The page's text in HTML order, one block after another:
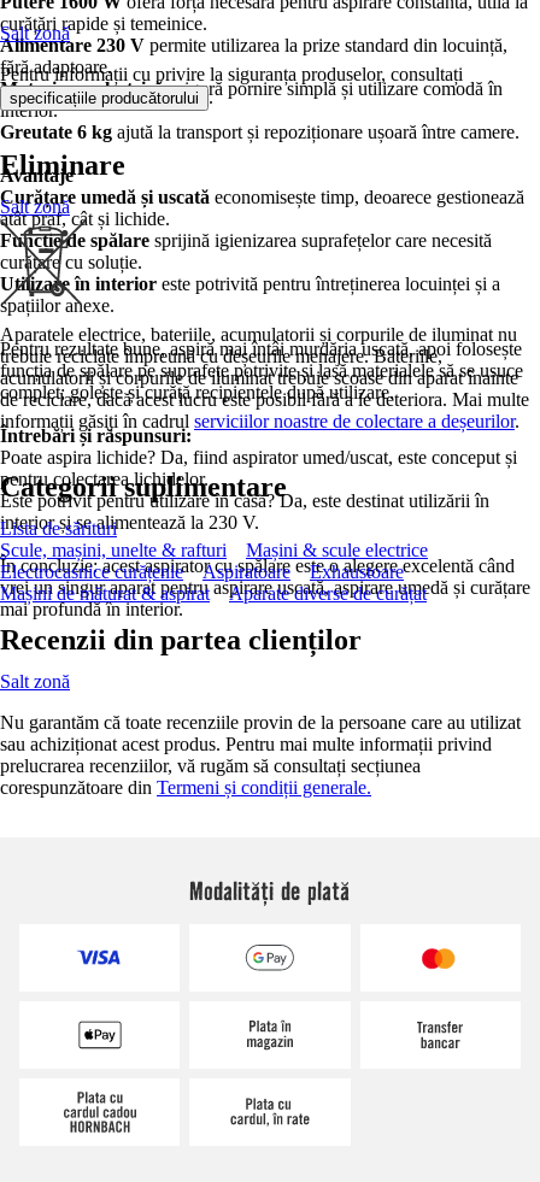
curățări rapide și temeinice.
Alimentare 230 V permite utilizarea la prize standard din locuință,
fără adaptoare.
Motorizare electricăasigură pornire simplă și utilizare comodă în
interior.
Greutate 6 kg ajută la transport și repoziționare ușoară între camere.
Avantaje
Curățare umedă și uscată economisește timp, deoarece gestionează
atât praf, cât și lichide.
Funcție de spălare sprijină igienizarea suprafețelor care necesită
curățare cu soluție.
Utilizare în interior este potrivită pentru întreținerea locuinței și a
spațiilor anexe.
Pentru rezultate bune, aspiră mai întâi murdăria uscată, apoi folosește
funcția de spălare pe suprafețe potrivite și lasă materialele să se usuce
complet; golește și curăță recipientele după utilizare.
Întrebări și răspunsuri:
Poate aspira lichide? Da, fiind aspirator umed/uscat, este conceput și
pentru colectarea lichidelor.
Este potrivit pentru utilizare în casă? Da, este destinat utilizării în
interior și se alimentează la 230 V.
În concluzie: acest aspirator cu spălare este o alegere excelentă când
vrei un singur aparat pentru aspirare uscată, aspirare umedă și curățare
mai profundă în interior.
Salt zonă
Pentru informații cu privire la siguranța produselor, consultați
specificațiile producătorului .
Eliminare
Salt zonă
Aparatele electrice, bateriile, acumulatorii și corpurile de iluminat nu
trebuie reciclate împreună cu deșeurile menajere. Bateriile,
acumulatorii și corpurile de iluminat trebuie scoase din aparat înainte
de reciclare, dacă acest lucru este posibil fără a le deteriora. Mai multe
informații găsiți în cadrul serviciilor noastre de colectare a deșeurilor.
Categorii suplimentare
Lista de sărituri
Scule, mașini, unelte & rafturi
Mașini & scule electrice
Electrocasnice curățenie
Aspiratoare
Exhaustoare
Mașini de măturat & aspirat
Aparate diverse de curățat
Recenzii din partea clienților
Salt zonă
Nu garantăm că toate recenziile provin de la persoane care au utilizat
sau achiziționat acest produs. Pentru mai multe informații privind
prelucrarea recenziilor, vă rugăm să consultați secțiunea
corespunzătoare din Termeni și condiții generale.
Modalități de plată